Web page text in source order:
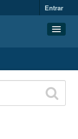
Entrar